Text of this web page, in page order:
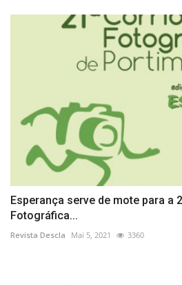
Esperança serve de mote para a
Fotográfica...
Revista Descla Mai 5, 2021 3360